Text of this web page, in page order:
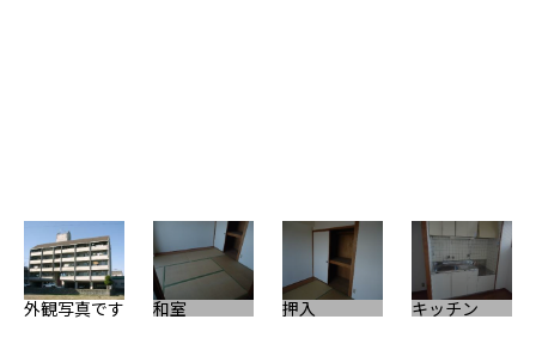
外観写真です 和室 押入 キッチン